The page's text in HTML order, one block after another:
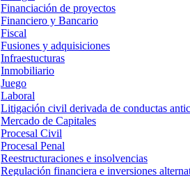
Financiación de proyectos
Financiero y Bancario
Fiscal
Fusiones y adquisiciones
Infraestucturas
Inmobiliario
Juego
Laboral
Litigación civil derivada de conductas
Mercado de Capitales
Procesal Civil
Procesal Penal
Reestructuraciones e insolvencias
Regulación financiera e inversiones